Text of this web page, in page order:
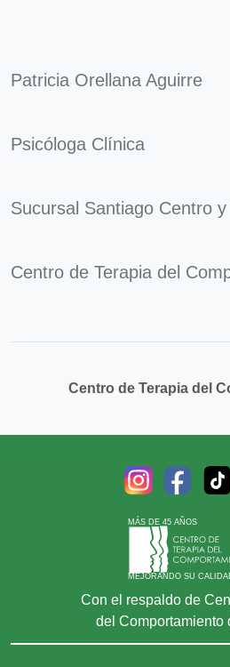
Patricia Orellana Aguirre
Psicóloga Clínica
Sucursal Santiago Centro
Centro de Terapia del
Centro de Terapia del
MÁS DE 45 AÑOS
MEJORANDO SU
Con el respaldo de
del Comportamiento